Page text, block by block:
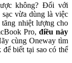
không? Đối với
vừa dùng là việc
nhiệt lượng cho
Pro, điều này
cùng Oneway tìm
biết tại sao có thể